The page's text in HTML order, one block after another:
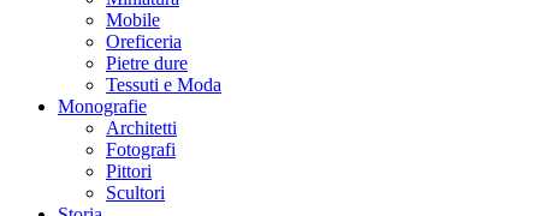
Mobile
Oreficeria
Pietre dure
Tessuti e Moda
Monografie
Architetti
Fotografi
Pittori
Scultori